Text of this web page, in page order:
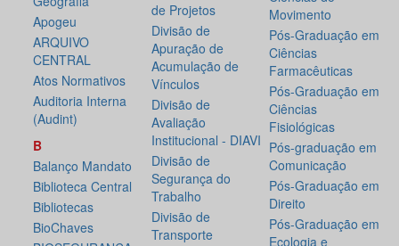
Apogeu
ARQUIVO
CENTRAL
Atos Normativos
Auditoria Interna
(Audint)
B
Balanço Mandato
Biblioteca Central
Bibliotecas
BioChaves
de Projetos
Divisão de
Apuração de
Acumulação de
Vínculos
Divisão de
Avaliação
Institucional - DIAVI
Divisão de
Segurança do
Trabalho
Divisão de
Transporte
Movimento
Pós-Graduação em
Ciências
Farmacêuticas
Pós-Graduação em
Ciências
Fisiológicas
Pós-graduação em
Comunicação
Pós-Graduação em
Direito
Pós-Graduação em
Ecologia e